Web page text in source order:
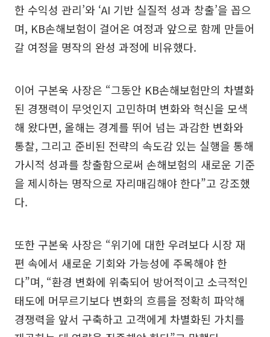
한 수익성 관리’와 ‘AI 기반 실질적 성과 창출’을 꼽으
며, KB손해보험이 걸어온 여정과 앞으로 함께 만들어
갈 여정을 명작의 완성 과정에 비유했다.
이어 구본욱 사장은 “그동안 KB손해보험만의 차별화
된 경쟁력이 무엇인지 고민하며 변화와 혁신을 모색
해 왔다면, 올해는 경계를 뛰어 넘는 과감한 변화와
통찰, 그리고 준비된 전략의 속도감 있는 실행을 통해
가시적 성과를 창출함으로써 손해보험의 새로운 기준
을 제시하는 명작으로 자리매김해야 한다”고 강조했
다.
또한 구본욱 사장은 “위기에 대한 우려보다 시장 재
편 속에서 새로운 기회와 가능성에 주목해야 한
다”며, “환경 변화에 위축되어 방어적이고 소극적인
태도에 머무르기보다 변화의 흐름을 정확히 파악해
경쟁력을 앞서 구축하고 고객에게 차별화된 가치를